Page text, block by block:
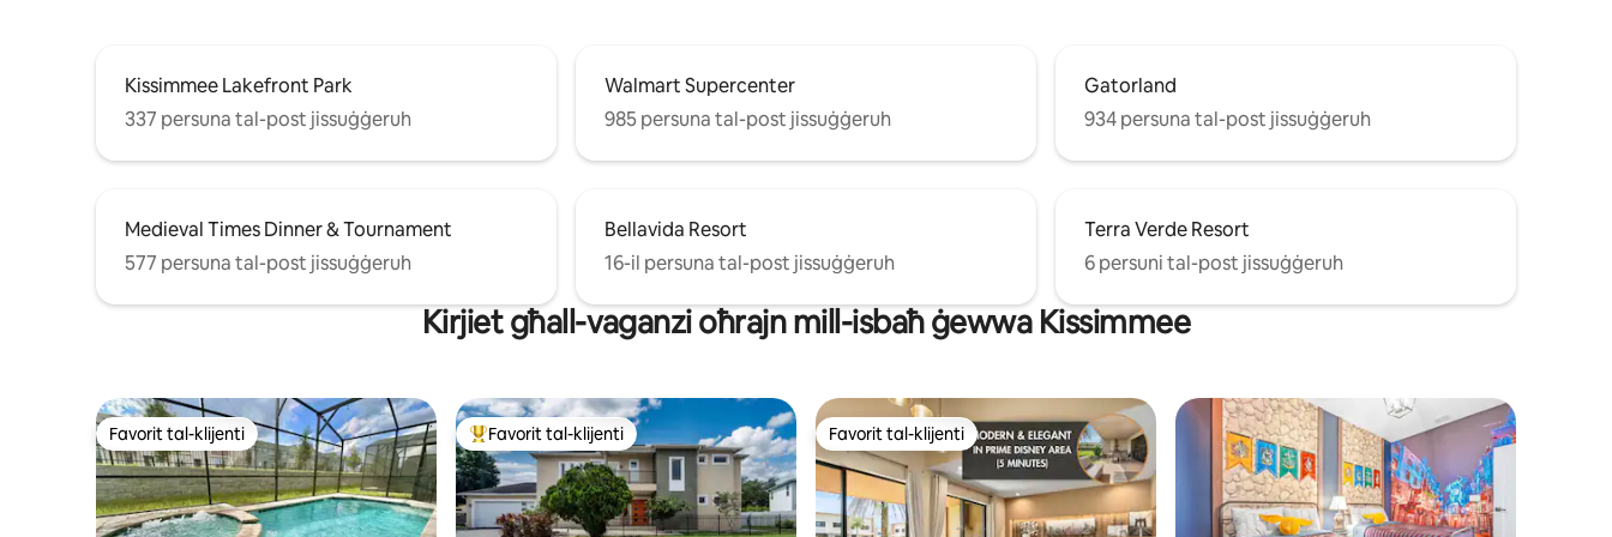
Kissimmee Lakefront Park
337 persuna tal-post jissuġġeruh
Walmart Supercenter
985 persuna tal-post jissuġġeruh
Gatorland
934 persuna tal-post jissuġġeruh
Medieval Times Dinner & Tournament
577 persuna tal-post jissuġġeruh
Bellavida Resort
16-il persuna tal-post jissuġġeruh
Terra Verde Resort
6 persuni tal-post jissuġġeruh
Kirjiet għall-vaganzi oħrajn mill-isbaħ ġewwa Kissimmee
Favorit tal-klijenti
Favorit tal-klijenti Wieħed mill-aqwa favoriti tal-klijenti
Favorit tal-klijenti Favorit tal-klijenti
Favorit tal-klijenti